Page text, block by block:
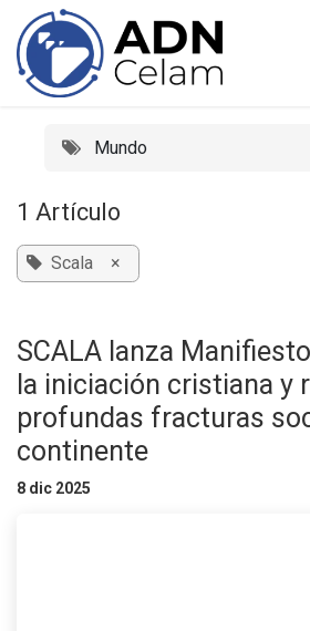
Ir al contenido
Mundo
1 Artículo
Scala ×
SCALA lanza
la iniciación cristiana y
profundas fracturas
continente
8 dic 2025